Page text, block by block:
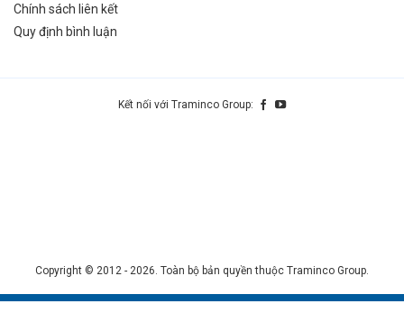
Chính sách liên kết
Quy định bình luận
Kết nối với Traminco Group:
Copyright © 2012 - 2026. Toàn bộ bản quyền thuộc Traminco Group.